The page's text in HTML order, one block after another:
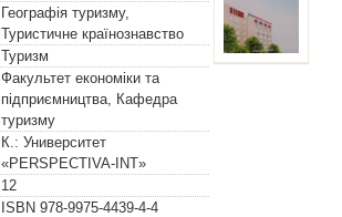
Географія туризму,
Туристичне країнознавство
Туризм
Факультет економіки та
підприємництва, Кафедра
туризму
К.: Университет
«PERSPECTIVA-INT»
12
ISBN 978-9975-4439-4-4